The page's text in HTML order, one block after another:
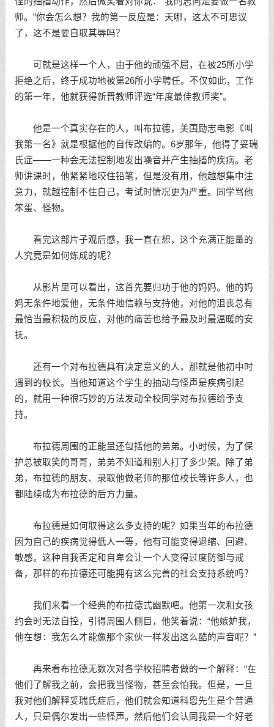
师。”你会怎么想？我的第一反应是：天哪，这太不可思议
了，这不是要自取其辱吗？
可就是这样一个人，由于他的顽强不屈，在被25所小学
拒绝之后，终于成功地被第26所小学聘任。不仅如此，工作
的第一年，他就获得新晋教师评选“年度最佳教师奖”。
他是一个真实存在的人，叫布拉德，美国 励志电影 《叫
我第一名》就是根据他的自传改编的。6岁那年，他得了妥瑞
氏症——一种会无法控制地发出噪音并产生抽搐的疾病。老
师讲课时，他紧紧地咬住铅笔，但是没有用，他越想集中注
意力，就越控制不住自己，考试时情况更为严重。同学骂他
笨蛋、怪物。
看完这部片子观后感，我一直在想，这个充满正能量的
人究竟是如何炼成的呢？
从影片里可以看出，这首先要归功于他的妈妈。他的妈
妈无条件地爱他，无条件地信赖与支持他，对他的沮丧总有
最恰当最积极的反应，对他的痛苦也给予最及时最温暖的安
抚。
还有一个对布拉德具有决定意义的人，那就是他初中时
遇到的校长。当他知道这个学生的抽动与怪声是疾病引起
的，就用一种很巧妙的方法发动全校同学对布拉德给予支
持。
布拉德周围的正能量还包括他的弟弟。小时候，为了保
护总被取笑的哥哥，弟弟不知道和别人打了多少架。除了弟
弟，布拉德的朋友、录取他做老师的那位校长等许多人，也
都陆续成为布拉德的后方力量。
布拉德是如何取得这么多支持的呢？如果当年的布拉德
因为自己的疾病觉得低人一等，他有可能变得退缩、回避、
敏感。这种自我否定和自卑会让一个人变得过度防御与戒
备，那样的布拉德还可能拥有这么完善的社会支持系统吗？
我们来看一个经典的布拉德式幽默吧。他第一次和女孩
约会时无法自控，引得周围人侧目，他笑着说：“他嫉妒我，
他在想：我怎么才能像那个家伙一样发出这么酷的声音呢？”
再来看布拉德无数次对各学校招聘者做的一个解释：“在
他们了解我之前，会把我当怪物，甚至会怕我。但是，一旦
我对他们解释妥瑞氏症后，他们就会知道科恩先生是个普通
人，只是偶尔发出一些怪声。然后他们会认同我是一个好老